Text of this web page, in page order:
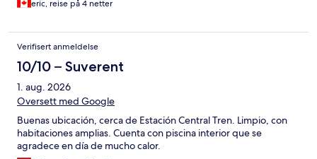
eric, reise på 4 netter
Verifisert anmeldelse
10/10 – Suverent
1. aug. 2026
Oversett med Google
Buenas ubicación, cerca de Estación Central Tren. Limpio, con
habitaciones amplias. Cuenta con piscina interior que se
agradece en día de mucho calor.